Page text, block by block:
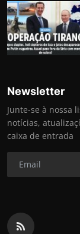
Newsletter
Junte-se à nossa
notícias,
caixa de entrada